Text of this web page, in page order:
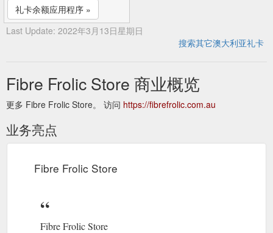
礼卡余额应用程序 »
Last Update: 2022年3月13日星期日
搜索其它澳大利亚礼卡
Fibre Frolic Store 商业概览
更多 Fibre Frolic Store。 访问 https://fibrefrolic.com.au
业务亮点
Fibre Frolic Store
Fibre Frolic Store